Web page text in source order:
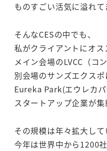
ものすごい活気に溢れて
そんなCESの中でも、
私がクライアントにオス
メイン会場のLVCC（コ
別会場のサンズエクスポ
Eureka Park(エウレカ
スタートアップ企業が集
その規模は年々拡大して
今年は世界中から1200社